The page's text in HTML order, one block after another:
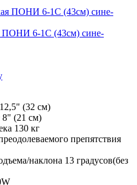
ПОНИ 6-1С (43см) сине-
(32 см)
8" (21 см)
130 кг
препятствия
наклона 13 градусов(без